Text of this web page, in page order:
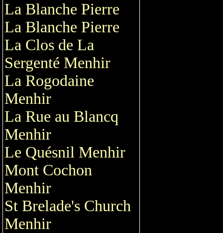
La Blanche Pierre
La Blanche Pierre
La Clos de La
Sergenté Menhir
La Rogodaine
Menhir
La Rue au Blancq
Menhir
Le Quésnil Menhir
Mont Cochon
Menhir
St Brelade's Church
Menhir